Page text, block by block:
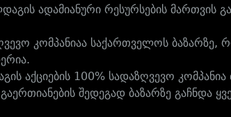
ადამიანური რესურსების მართვის
კომპანიაა საქართველოს
აქციების 100% სადაზღვევო
შედეგად ბაზარზე გაჩნდა